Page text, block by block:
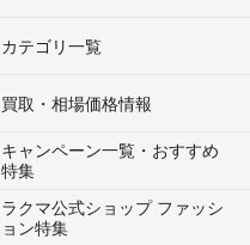
カテゴリ一覧
買取・相場価格情報
キャンペーン一覧・おすすめ
特集
ラクマ公式ショップ ファッシ
ョン特集